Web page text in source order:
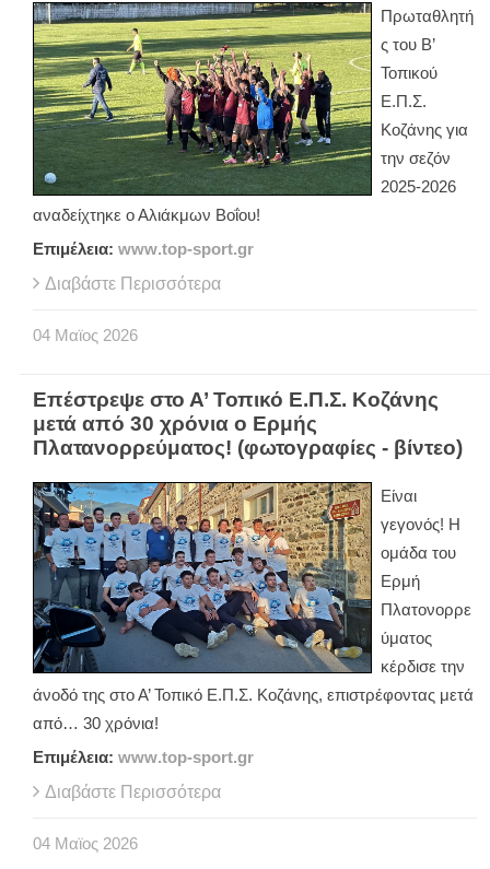
Πρωταθλητή
ς του Β’
Τοπικού
Ε.Π.Σ.
Κοζάνης για
την σεζόν
2025-2026
αναδείχτηκε ο Αλιάκμων Βοΐου!
Επιμέλεια: www.top-sport.gr
Διαβάστε Περισσότερα
04 Μαϊος 2026
Επέστρεψε στο Α’ Τοπικό Ε.Π.Σ. Κοζάνης
μετά από 30 χρόνια ο Ερμής
Πλατανορρεύματος! (φωτογραφίες - βίντεο)
Είναι
γεγονός! Η
ομάδα του
Ερμή
Πλατονορρε
ύματος
κέρδισε την
άνοδό της στο Α’ Τοπικό Ε.Π.Σ. Κοζάνης, επιστρέφοντας μετά
από… 30 χρόνια!
Επιμέλεια: www.top-sport.gr
Διαβάστε Περισσότερα
04 Μαϊος 2026